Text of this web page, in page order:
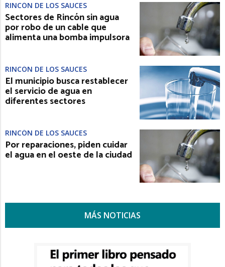
RINCÓN DE LOS SAUCES
Sectores de Rincón sin agua
por robo de un cable que
alimenta una bomba impulsora
RINCÓN DE LOS SAUCES
El municipio busca restablecer
el servicio de agua en
diferentes sectores
RINCÓN DE LOS SAUCES
Por reparaciones, piden cuidar
el agua en el oeste de la ciudad
MÁS NOTICIAS